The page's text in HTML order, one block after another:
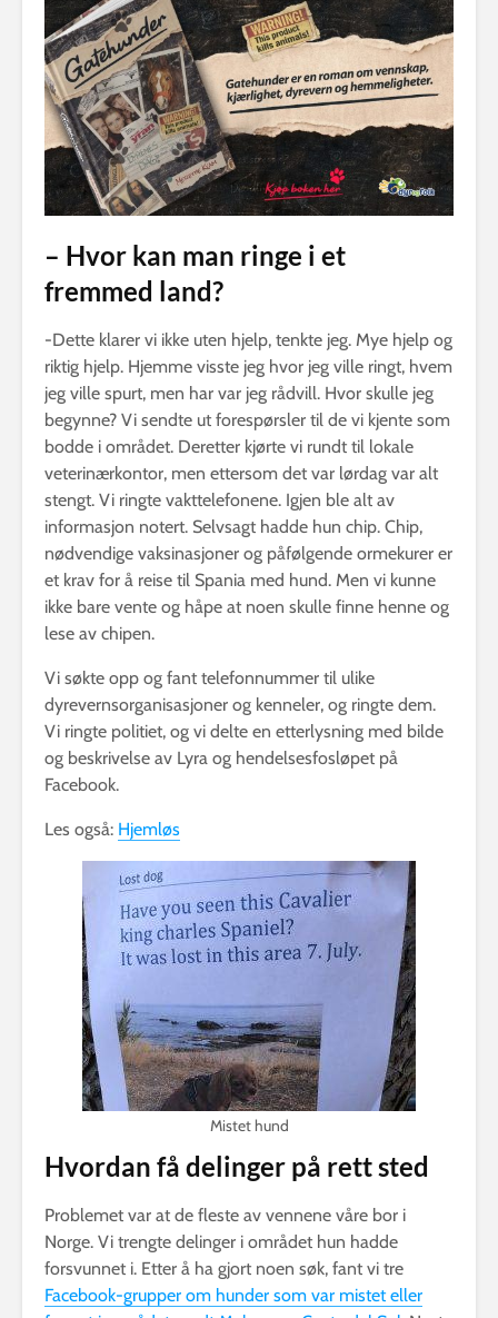
– Hvor kan man ringe i et
fremmed land?
-Dette klarer vi ikke uten hjelp, tenkte jeg. Mye hjelp og
riktig hjelp. Hjemme visste jeg hvor jeg ville ringt, hvem
jeg ville spurt, men har var jeg rådvill. Hvor skulle jeg
begynne? Vi sendte ut forespørsler til de vi kjente som
bodde i området. Deretter kjørte vi rundt til lokale
veterinærkontor, men ettersom det var lørdag var alt
stengt. Vi ringte vakttelefonene. Igjen ble alt av
informasjon notert. Selvsagt hadde hun chip. Chip,
nødvendige vaksinasjoner og påfølgende ormekurer er
et krav for å reise til Spania med hund. Men vi kunne
ikke bare vente og håpe at noen skulle finne henne og
lese av chipen.
Vi søkte opp og fant telefonnummer til ulike
dyrevernsorganisasjoner og kenneler, og ringte dem.
Vi ringte politiet, og vi delte en etterlysning med bilde
og beskrivelse av Lyra og hendelsesfosløpet på
Facebook.
Les også: Hjemløs
Mistet hund
Hvordan få delinger på rett sted
Problemet var at de fleste av vennene våre bor i
Norge. Vi trengte delinger i området hun hadde
forsvunnet i. Etter å ha gjort noen søk, fant vi tre
Facebook-grupper om hunder som var mistet eller